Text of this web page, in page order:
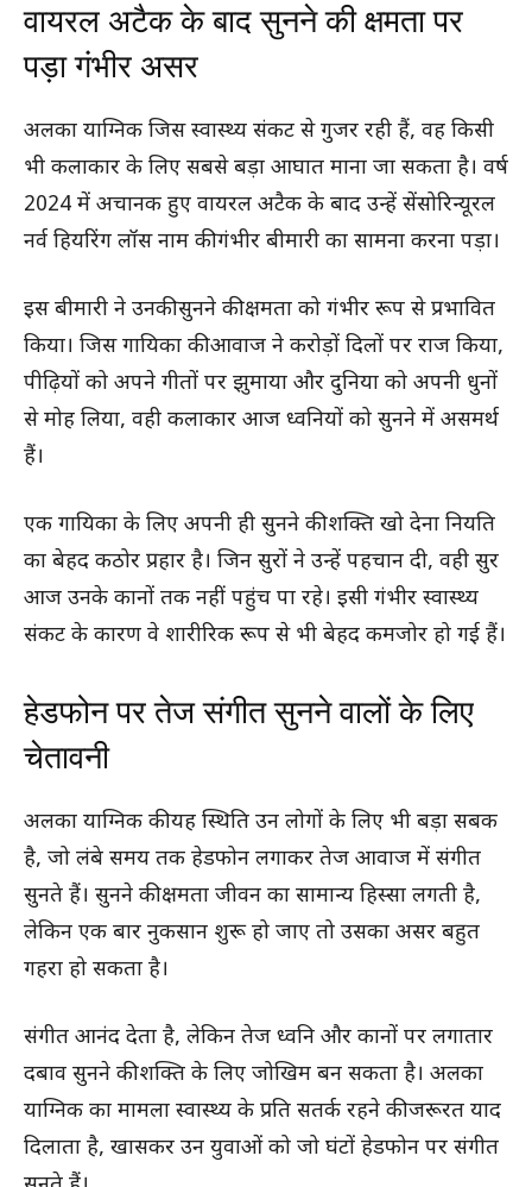
वायरल अटैक के बाद सुनने की क्षमता पर
पड़ा गंभीर असर
अलका याग्निक जिस स्वास्थ्य संकट से गुजर रही हैं, वह किसी
भी कलाकार के लिए सबसे बड़ा आघात माना जा सकता है। वर्ष
2024 में अचानक हुए वायरल अटैक के बाद उन्हें सेंसोरिन्यूरल
नर्व हियरिंग लॉस नाम की गंभीर बीमारी का सामना करना पड़ा।
इस बीमारी ने उनकी सुनने की क्षमता को गंभीर रूप से प्रभावित
किया। जिस गायिका की आवाज ने करोड़ों दिलों पर राज किया,
पीढ़ियों को अपने गीतों पर झुमाया और दुनिया को अपनी धुनों
से मोह लिया, वही कलाकार आज ध्वनियों को सुनने में असमर्थ
हैं।
एक गायिका के लिए अपनी ही सुनने की शक्ति खो देना नियति
का बेहद कठोर प्रहार है। जिन सुरों ने उन्हें पहचान दी, वही सुर
आज उनके कानों तक नहीं पहुंच पा रहे। इसी गंभीर स्वास्थ्य
संकट के कारण वे शारीरिक रूप से भी बेहद कमजोर हो गई हैं।
हेडफोन पर तेज संगीत सुनने वालों के लिए
चेतावनी
अलका याग्निक की यह स्थिति उन लोगों के लिए भी बड़ा सबक
है, जो लंबे समय तक हेडफोन लगाकर तेज आवाज में संगीत
सुनते हैं। सुनने की क्षमता जीवन का सामान्य हिस्सा लगती है,
लेकिन एक बार नुकसान शुरू हो जाए तो उसका असर बहुत
गहरा हो सकता है।
संगीत आनंद देता है, लेकिन तेज ध्वनि और कानों पर लगातार
दबाव सुनने की शक्ति के लिए जोखिम बन सकता है। अलका
याग्निक का मामला स्वास्थ्य के प्रति सतर्क रहने की जरूरत याद
दिलाता है, खासकर उन युवाओं को जो घंटों हेडफोन पर संगीत